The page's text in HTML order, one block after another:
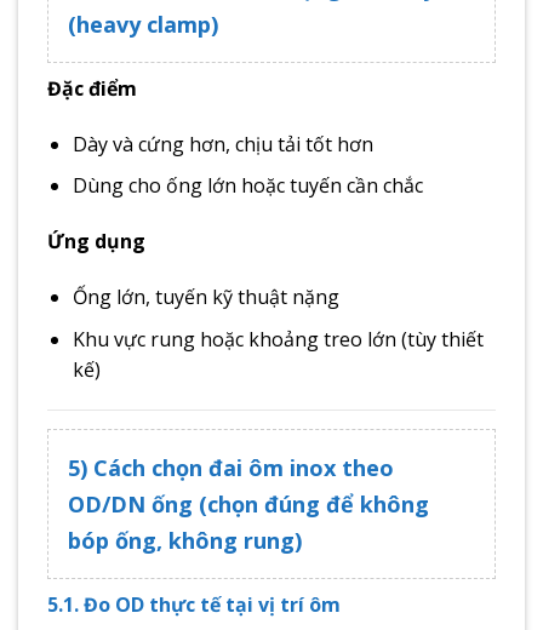
(heavy clamp)
Đặc điểm
Dày và cứng hơn, chịu tải tốt hơn
Dùng cho ống lớn hoặc tuyến cần chắc
Ứng dụng
Ống lớn, tuyến kỹ thuật nặng
Khu vực rung hoặc khoảng treo lớn (tùy thiết
kế)
5) Cách chọn đai ôm inox theo
OD/DN ống (chọn đúng để không
bóp ống, không rung)
5.1. Đo OD thực tế tại vị trí ôm